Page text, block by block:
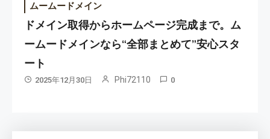
ムームードメイン
ドメイン取得からホームページ完成まで。ム
ームードメインなら“全部まとめて”安心スタ
ート
2025年12月30日 Phi72110 0